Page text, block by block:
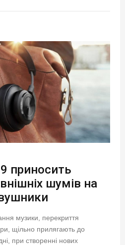
приносить
шумів на
музики, перекриття
щільно прилягають до
при створенні нових